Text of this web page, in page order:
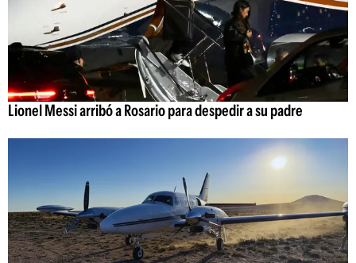
Lionel Messi arribó a Rosario para despedir a su padre